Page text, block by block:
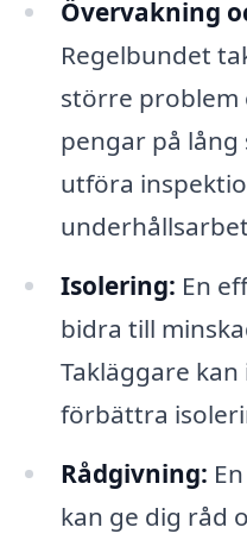
Övervakning
Regelbundet
större problem
pengar på lång
utföra
Isolering: En
bidra till
Takläggare
förbättra
Rådgivning:
kan ge dig råd